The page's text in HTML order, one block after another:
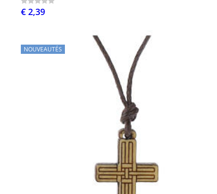
€ 2,39
NOUVEAUTÉS